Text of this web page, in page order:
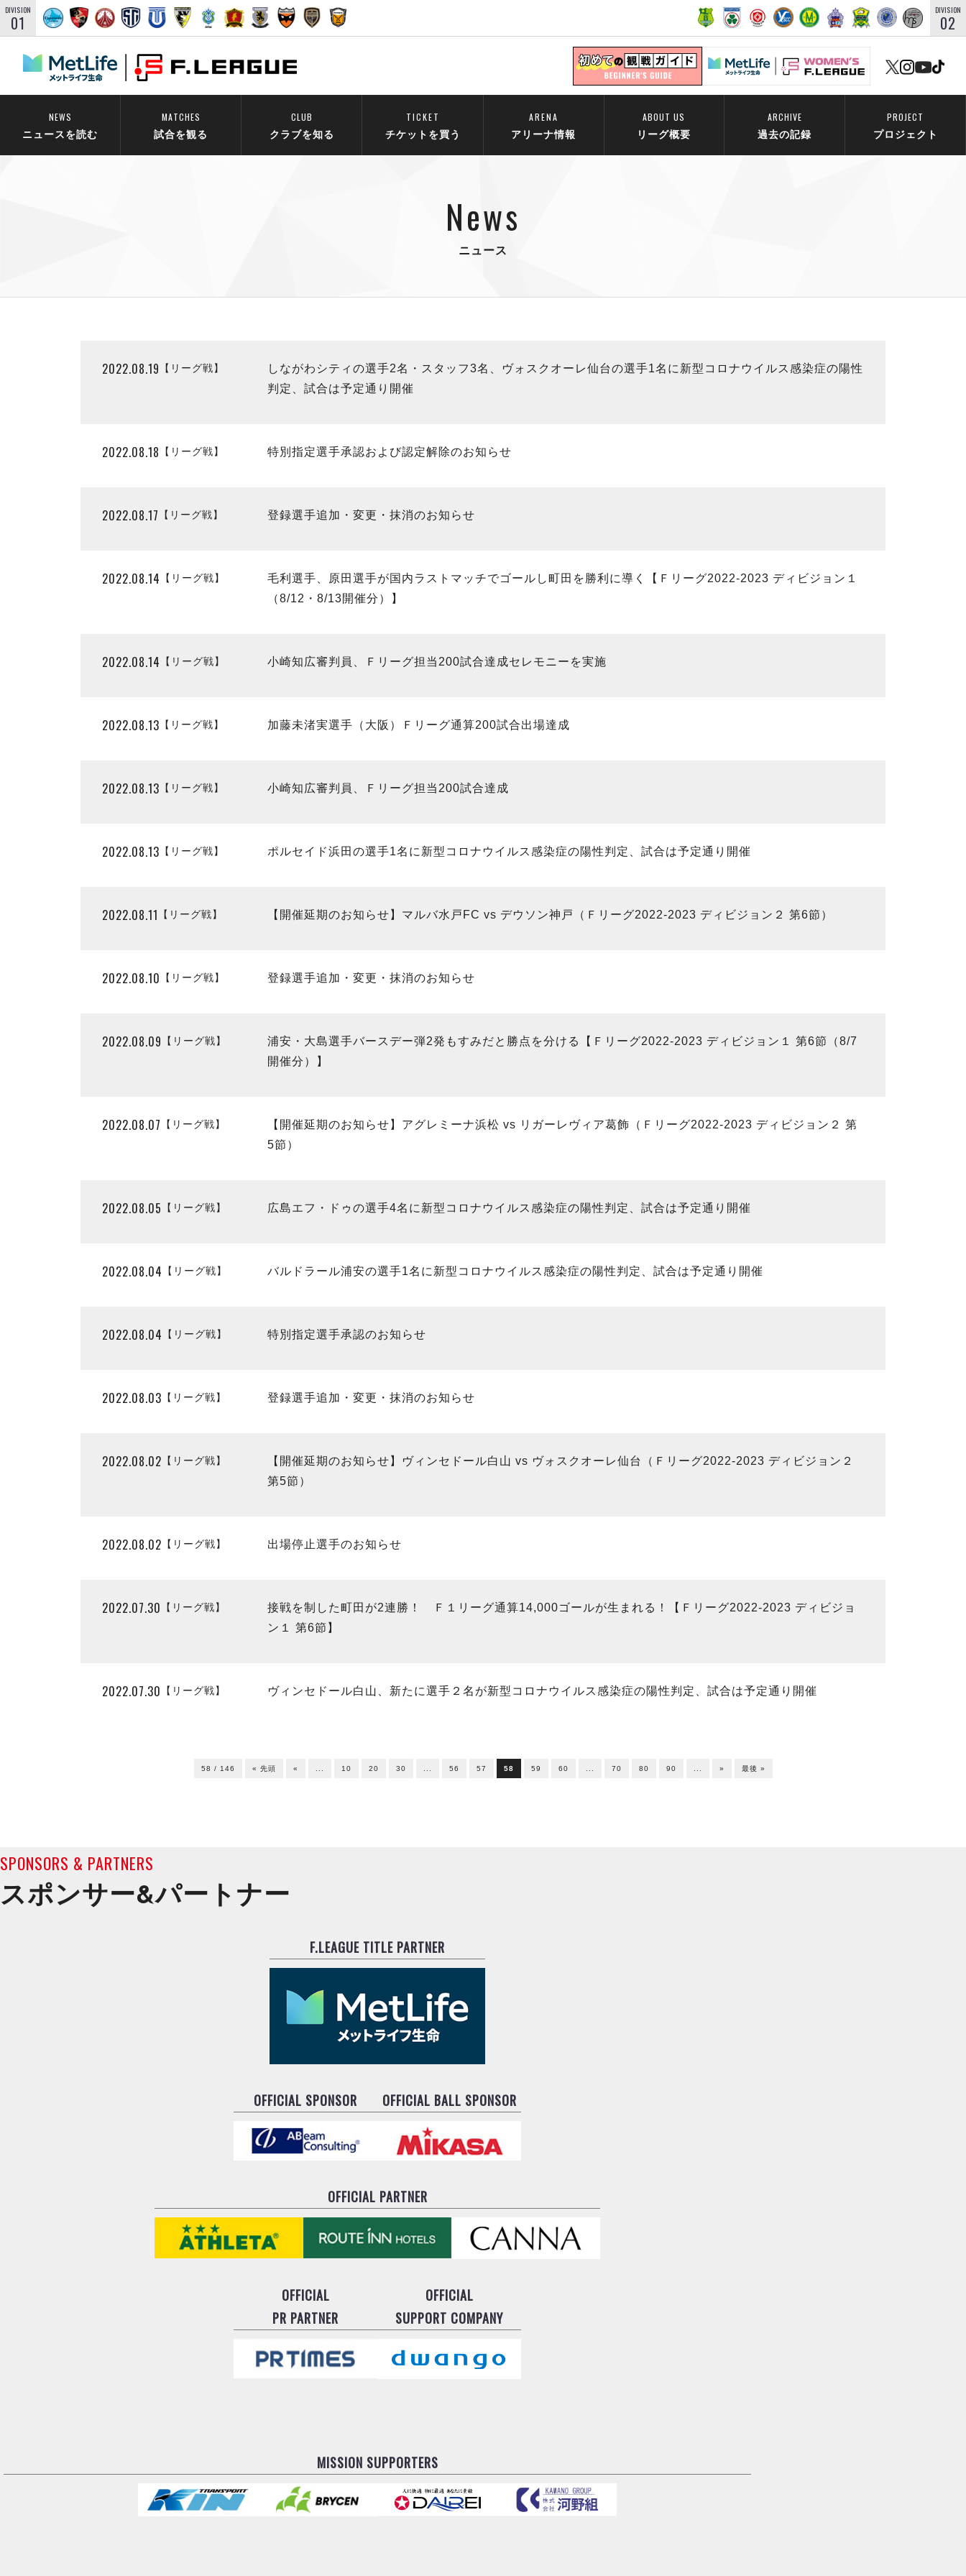
DIVISION
01
DIVISION
02
NEWS
ニュースを読む
MATCHES
試合を観る
CLUB
クラブを知る
TICKET
チケットを買う
ARENA
アリーナ情報
ABOUT US
リーグ概要
ARCHIVE
過去の記録
PROJECT
プロジェクト
News
ニュース
2022.08.19 【リーグ戦】
しながわシティの選手2名・スタッフ3名、ヴォスクオーレ仙台の選手1名に新型コロナウイルス感染症の陽性
判定、試合は予定通り開催
2022.08.18 【リーグ戦】 特別指定選手承認および認定解除のお知らせ
2022.08.17 【リーグ戦】 登録選手追加・変更・抹消のお知らせ
2022.08.14 【リーグ戦】
毛利選手、原田選手が国内ラストマッチでゴールし町田を勝利に導く【Ｆリーグ2022-2023 ディビジョン１
（8/12・8/13開催分）】
2022.08.14 【リーグ戦】 小崎知広審判員、Ｆリーグ担当200試合達成セレモニーを実施
2022.08.13 【リーグ戦】 加藤未渚実選手（大阪）Ｆリーグ通算200試合出場達成
2022.08.13 【リーグ戦】 小崎知広審判員、Ｆリーグ担当200試合達成
2022.08.13 【リーグ戦】 ポルセイド浜田の選手1名に新型コロナウイルス感染症の陽性判定、試合は予定通り開催
2022.08.11 【リーグ戦】 【開催延期のお知らせ】マルバ水戸FC vs デウソン神戸（Ｆリーグ2022-2023 ディビジョン２ 第6節）
2022.08.10 【リーグ戦】 登録選手追加・変更・抹消のお知らせ
2022.08.09 【リーグ戦】
浦安・大島選手バースデー弾2発もすみだと勝点を分ける【Ｆリーグ2022-2023 ディビジョン１ 第6節（8/7
開催分）】
2022.08.07 【リーグ戦】
【開催延期のお知らせ】アグレミーナ浜松 vs リガーレヴィア葛飾（Ｆリーグ2022-2023 ディビジョン２ 第
5節）
2022.08.05 【リーグ戦】 広島エフ・ドゥの選手4名に新型コロナウイルス感染症の陽性判定、試合は予定通り開催
2022.08.04 【リーグ戦】 バルドラール浦安の選手1名に新型コロナウイルス感染症の陽性判定、試合は予定通り開催
2022.08.04 【リーグ戦】 特別指定選手承認のお知らせ
2022.08.03 【リーグ戦】 登録選手追加・変更・抹消のお知らせ
2022.08.02 【リーグ戦】
【開催延期のお知らせ】ヴィンセドール白山 vs ヴォスクオーレ仙台（Ｆリーグ2022-2023 ディビジョン２
第5節）
2022.08.02 【リーグ戦】 出場停止選手のお知らせ
2022.07.30 【リーグ戦】
接戦を制した町田が2連勝！ Ｆ１リーグ通算14,000ゴールが生まれる！【Ｆリーグ2022-2023 ディビジョ
ン１ 第6節】
2022.07.30 【リーグ戦】 ヴィンセドール白山、新たに選手２名が新型コロナウイルス感染症の陽性判定、試合は予定通り開催
58 / 146 « 先頭 « 10 20 30 56 57 58 59 60 70 80 90 » 最後 »
SPONSORS & PARTNERS
スポンサー&パートナー
F.LEAGUE TITLE PARTNER
OFFICIAL SPONSOR OFFICIAL BALL SPONSOR
OFFICIAL PARTNER
OFFICIAL
PR PARTNER
OFFICIAL
SUPPORT COMPANY
MISSION SUPPORTERS